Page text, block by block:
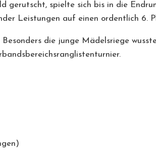
gerutscht, spielte sich bis in die
Leistungen auf einen ordentlich 6.
die junge Mädelsriege